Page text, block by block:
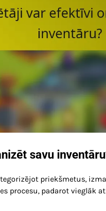
savu
priekšmetus,
procesu, padarot vieglāk